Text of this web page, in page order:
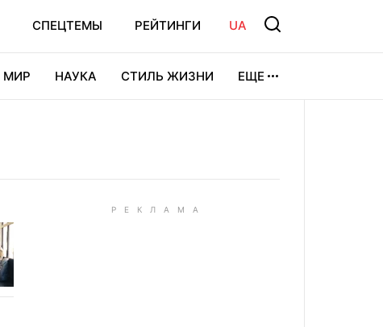
СПЕЦТЕМЫ РЕЙТИНГИ UA
МИР НАУКА СТИЛЬ ЖИЗНИ ЕЩЕ